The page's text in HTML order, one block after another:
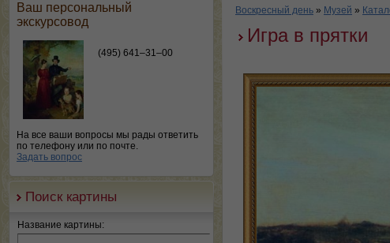
Ваш персональный
экскурсовод
(495) 641–31–00
На все ваши вопросы мы рады ответить
по телефону или по почте.
Задать вопрос
Поиск картины
Название картины:
Воскресный день » Музей »
Игра в прятки